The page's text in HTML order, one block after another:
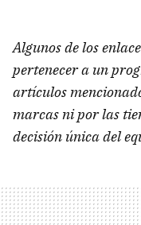
Algunos de los
pertenecer a un
artículos
marcas ni por las
decisión única del